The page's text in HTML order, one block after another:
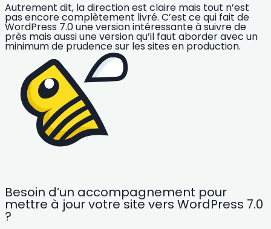
Autrement dit, la direction est claire mais tout n’est
pas encore complètement livré. C’est ce qui fait de
WordPress 7.0 une version intéressante à suivre de
près mais aussi une version qu’il faut aborder avec un
minimum de prudence sur les sites en production.
Besoin d’un accompagnement pour
mettre à jour votre site vers WordPress 7.0
?